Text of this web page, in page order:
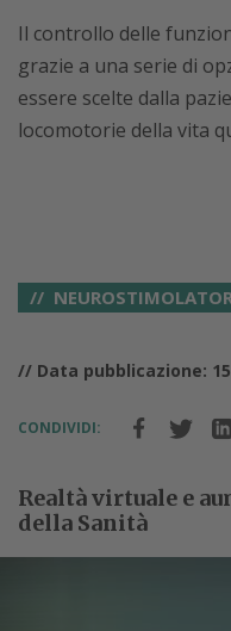
Il controllo delle
grazie a una serie di
essere scelte dalla
locomotorie della vita
// Data pubblicazione:
CONDIVIDI:
Realtà virtuale e
della Sanità